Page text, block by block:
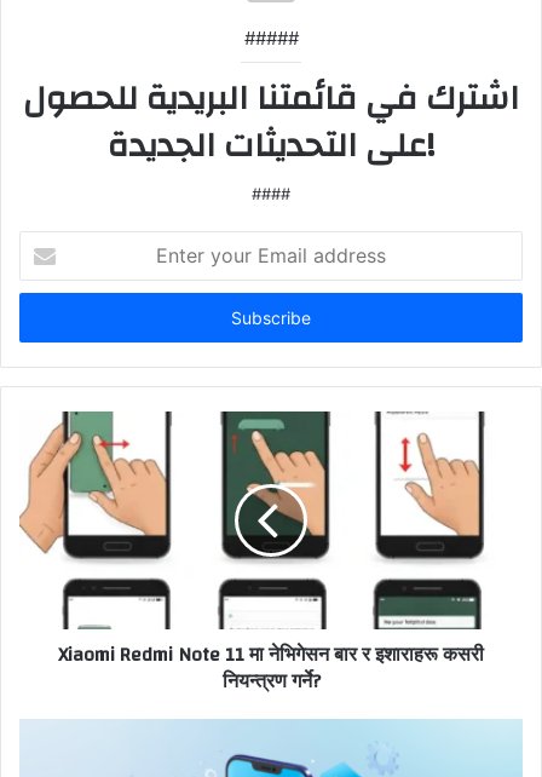
#####
اشترك في قائمتنا البريدية للحصول
على التحديثات الجديدة!
####
your
Email
Xiaomi Redmi Note 11 मा नेभिगेसन बार र इशाराहरू कसरी
नियन्त्रण गर्ने?